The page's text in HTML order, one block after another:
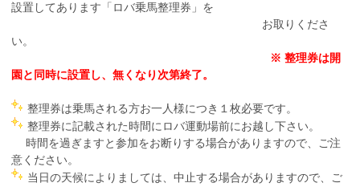
設置してあります「ロバ乗馬整理券」を
お取りくださ
い。
※ 整理券は開
園と同時に設置し、無くなり次第終了。
整理券は乗馬される方お一人様につき１枚必要です。
整理券に記載された時間にロバ運動場前にお越し下さい。
時間を過ぎますと参加をお断りする場合がありますので、ご注
意ください。
当日の天候によりましては、中止する場合がありますので、ご